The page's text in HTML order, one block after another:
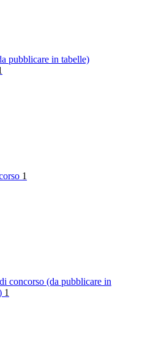
pubblicare in tabelle)
1
concorso (da pubblicare in
1